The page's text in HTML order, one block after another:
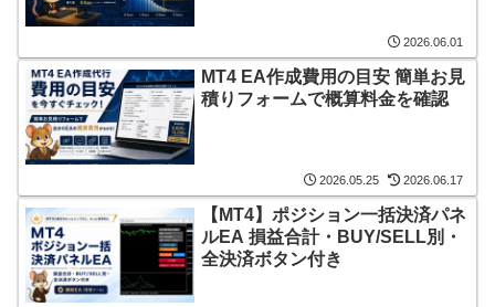
2026.06.01
MT4 EA作成費用の目安 簡単お見
積りフォームで概算料金を確認
2026.05.25 2026.06.17
【MT4】ポジション一括決済パネ
ルEA 損益合計・BUY/SELL別・
全決済ボタン付き